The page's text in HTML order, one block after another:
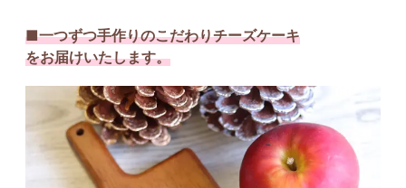
■一つずつ手作りのこだわりチーズケーキ
をお届けいたします。